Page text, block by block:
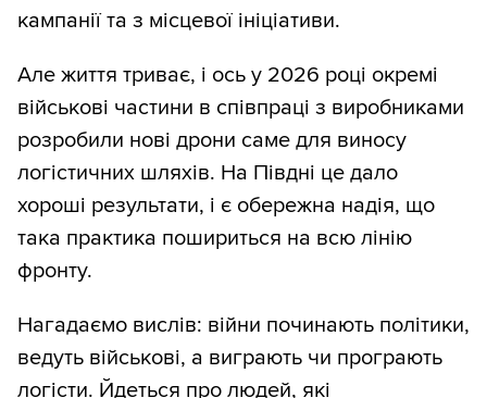
кампанії та з місцевої ініціативи.
Але життя триває, і ось у 2026 році окремі
військові частини в співпраці з виробниками
розробили нові дрони саме для виносу
логістичних шляхів. На Півдні це дало
хороші результати, і є обережна надія, що
така практика пошириться на всю лінію
фронту.
Нагадаємо вислів: війни починають політики,
ведуть військові, а виграють чи програють
логісти. Йдеться про людей, які